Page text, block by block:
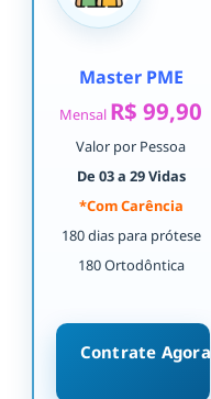
Master PME
Mensal R$ 99,90
Valor por Pessoa
De 03 a 29 Vidas
*Com Carência
180 dias para prótese
180 Ortodôntica
Contrate Agora